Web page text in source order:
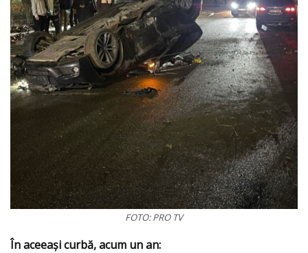
FOTO: PRO TV
În aceeași curbă, acum un an: